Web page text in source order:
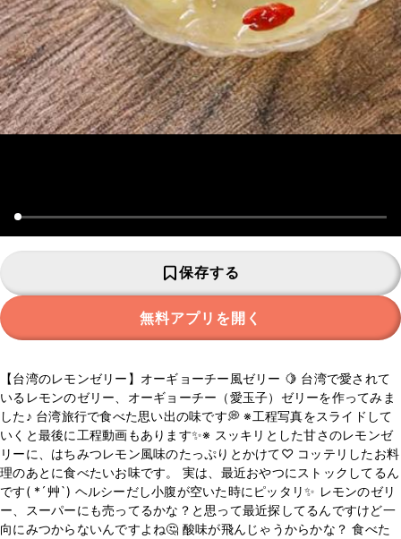
保存する
無料アプリを開く
【台湾のレモンゼリー】オーギョーチー風ゼリー 🍋 台湾で愛されて
いるレモンのゼリー、オーギョーチー（愛玉子）ゼリーを作ってみま
した♪ 台湾旅行で食べた思い出の味です💭 ※工程写真をスライドして
いくと最後に工程動画もあります✨️※ スッキリとした甘さのレモンゼ
リーに、はちみつレモン風味のたっぷりとかけて♡ コッテリしたお料
理のあとに食べたいお味です。 実は、最近おやつにストックしてるん
です( *´艸`) ヘルシーだし小腹が空いた時にピッタリ✨️ レモンのゼリ
ー、スーパーにも売ってるかな？と思って最近探してるんですけど一
向にみつからないんですよね🤔 酸味が飛んじゃうからかな？ 食べた